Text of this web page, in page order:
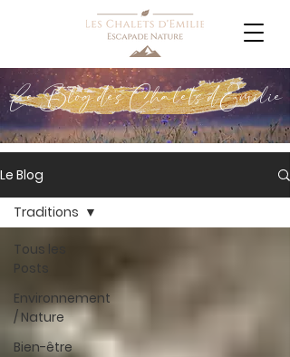
Le Blog des Chalets d'Emilie
Le Blog
Tous les
Posts
Environnement
/ Nature
Bien-être
Traditions